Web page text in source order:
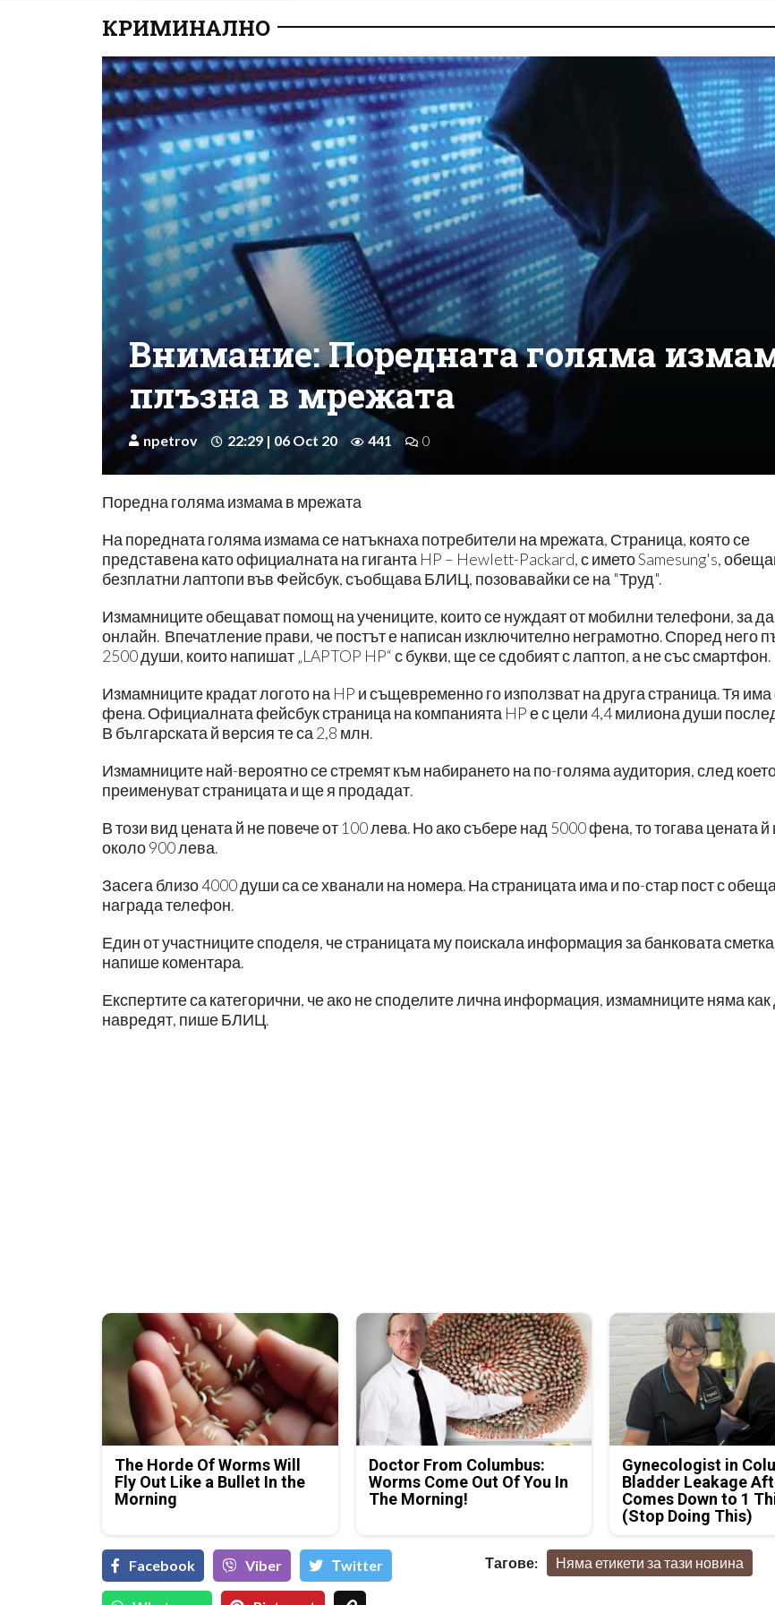
КРИМИНАЛНО
Внимание: Поредната голяма
плъзна в мрежата
npetrov 22:29 | 06 Oct 20 441 0
Поредна голяма измама в мрежата
На поредната голяма измама се натъкнаха потребители на мрежата, Страница, която се
представена като официалната на гиганта HP – Hewlett-Packard, с името Samesung's,
безплатни лаптопи във Фейсбук, съобщава БЛИЦ, позовавайки се на "Труд".
Измамниците обещават помощ на учениците, които се нуждаят от мобилни телефони, за да
онлайн. Впечатление прави, че постът е написан изключително неграмотно. Според него
2500 души, които напишат „LAPTOP HP“ с букви, ще се сдобият с лаптоп, а не със смартфон.
Измамниците крадат логото на HP и същевременно го използват на друга страница. Тя
фена. Официалната фейсбук страница на компанията HP е с цели 4,4 милиона души
В българската й версия те са 2,8 млн.
Измамниците най-вероятно се стремят към набирането на по-голяма аудитория, след
преименуват страницата и ще я продадат.
В този вид цената й не повече от 100 лева. Но ако събере над 5000 фена, то тогава цената
около 900 лева.
Засега близо 4000 души са се хванали на номера. На страницата има и по-стар пост с
награда телефон.
Един от участниците споделя, че страницата му поискала информация за банковата
напише коментара.
Експертите са категорични, че ако не споделите лична информация, измамниците няма как
навредят, пише БЛИЦ.
The Horde Of Worms Will
Fly Out Like a Bullet In the
Morning
Doctor From Columbus:
Worms Come Out Of You In
The Morning!
Gynecologist in
Bladder Leakage
Comes Down to 1
(Stop Doing This)
Facebook Viber Тwitter Тагове: Няма етикети за тази новина